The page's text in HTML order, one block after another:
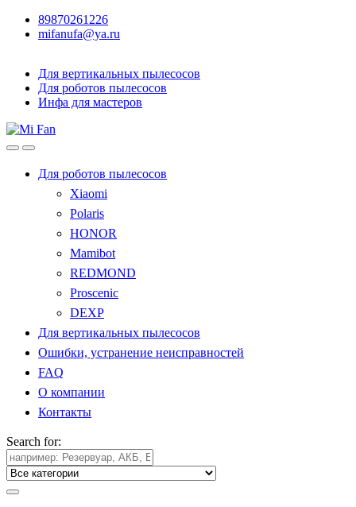
89870261226
mifanufa@ya.ru
Для вертикальных пылесосов
Для роботов пылесосов
Инфа для мастеров
Для роботов пылесосов
Xiaomi
Polaris
HONOR
Mamibot
REDMOND
Proscenic
DEXP
Для вертикальных пылесосов
Ошибки, устранение неисправностей
FAQ
О компании
Контакты
Search for: